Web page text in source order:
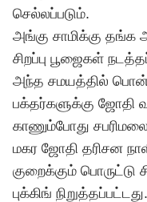
செல்லப்படும்.
அங்கு சாமிக்கு
சிறப்பு பூஜைகள்
அந்த சமயத்தில்
பக்தர்களுக்கு ஜோதி
காணும்போது
மகர ஜோதி தரிசன
குறைக்கும் பொருட்டு
புக்கிங்